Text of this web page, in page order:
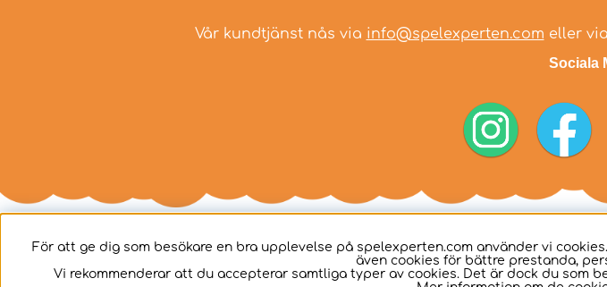
Vår kundtjänst nås via info@spelexperten.com eller
Sociala
För att ge dig som besökare en bra upplevelse på spelexperten.com använder vi
även cookies för bättre prestanda,
Vi rekommenderar att du accepterar samtliga typer av cookies. Det är dock du som